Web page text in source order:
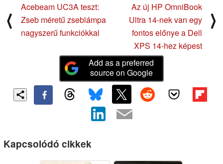
⟨
Acebeam UC3A teszt:
Zseb méretű zseblámpa
nagyszerű funkciókkal
Az új HP OmniBook
Ultra 14-nek van egy
fontos előnye a Dell
XPS 14-hez képest
⟩
Add as a preferred
source on Google
Kapcsolódó cikkek